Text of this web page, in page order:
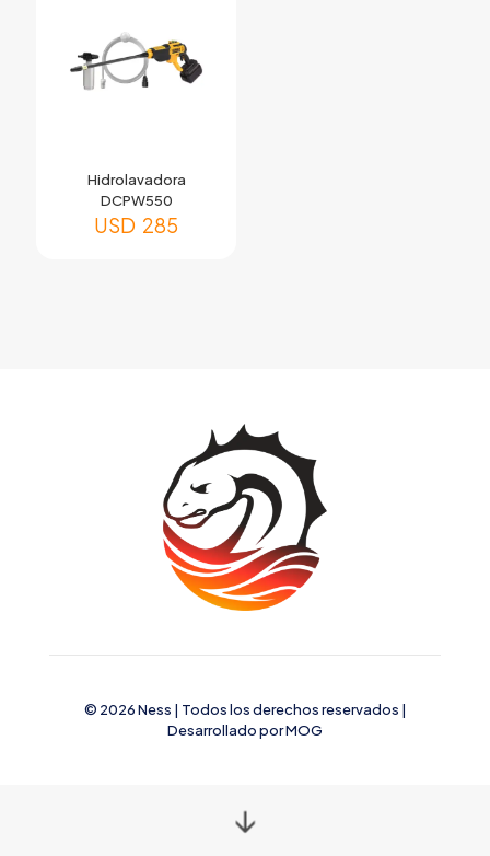
Hidrolavadora
DCPW550
USD 285
↓
© 2026 Ness | Todos los derechos reservados |
Desarrollado porMOG